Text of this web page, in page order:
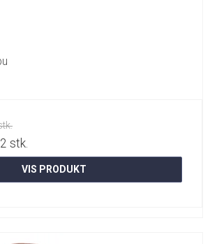
stk.
VIS PRODUKT